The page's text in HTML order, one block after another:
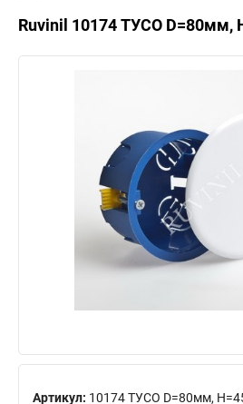
Ruvinil 10174 ТУСО D=80мм,
Артикул: 10174 ТУСО D=80мм,